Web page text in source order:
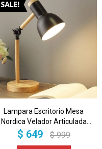
Lampara Escritorio Mesa
Nordica Velador Articulada
Metal Y Madera Imback Color
$ 649 $ 999